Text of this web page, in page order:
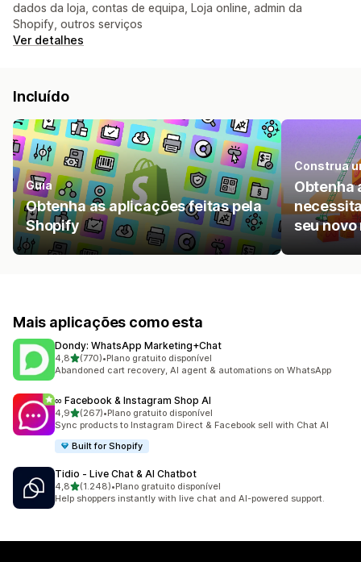
dados da loja, contas de equipa, Loja online, admin da
Shopify, outros serviços
Ver detalhes
Incluído
Guia
Obtenha as aplicações feitas pela
Shopify
Construa
Obtenha
seu
Mais aplicações como esta
Dondy: WhatsApp Marketing+Chat
4,8de 5 estrelas
(770)
770 total de avaliações
•Plano gratuito disponível
Abandoned cart recovery, AI agent & automations on WhatsApp
∞ Facebook & Instagram Shop AI
4,9de 5 estrelas
(267)
267 total de avaliações
•Plano gratuito disponível
Sync products to Instagram Direct & Facebook sell with Chat AI
Built for Shopify
Tidio ‑ Live Chat & AI Chatbot
4,8de 5 estrelas
(1.248)
1248 total de avaliações
•Plano gratuito disponível
Help shoppers instantly with live chat and AI-powered support.